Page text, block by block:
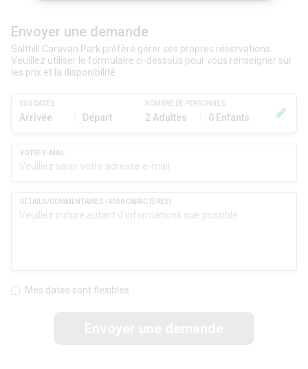
Envoyer une demande
Salthill Caravan Park préfère gérer ses propres réservations.
Veuillez utiliser le formulaire ci-dessous pour vous renseigner sur
les prix et la disponibilité.
VOS DATES
Arrivée Départ
NOMBRE DE PERSONNES
2 Adultes 0 Enfants
Mes dates sont flexibles